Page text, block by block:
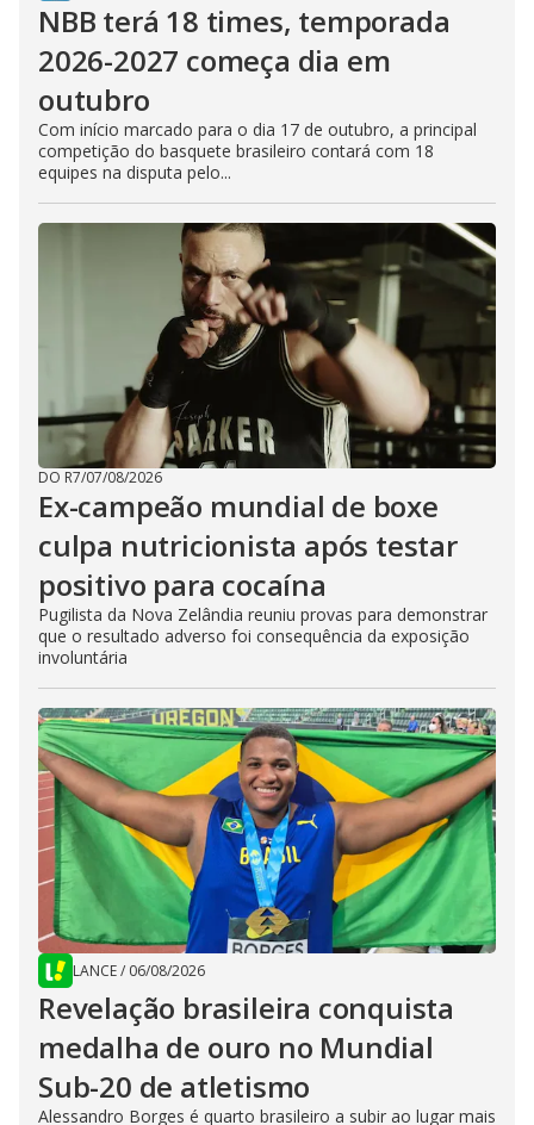
NBB terá 18 times, temporada
2026-2027 começa dia em
outubro
Com início marcado para o dia 17 de outubro, a principal
competição do basquete brasileiro contará com 18
equipes na disputa pelo...
DO R7/07/08/2026
Ex-campeão mundial de boxe
culpa nutricionista após testar
positivo para cocaína
Pugilista da Nova Zelândia reuniu provas para demonstrar
que o resultado adverso foi consequência da exposição
involuntária
LANCE/ 06/08/2026
Revelação brasileira conquista
medalha de ouro no Mundial
Sub-20 de atletismo
Alessandro Borges é quarto brasileiro a subir ao lugar mais